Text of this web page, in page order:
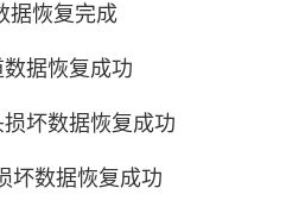
据恢复完成
据恢复成功
坏数据恢复成功
坏数据恢复成功